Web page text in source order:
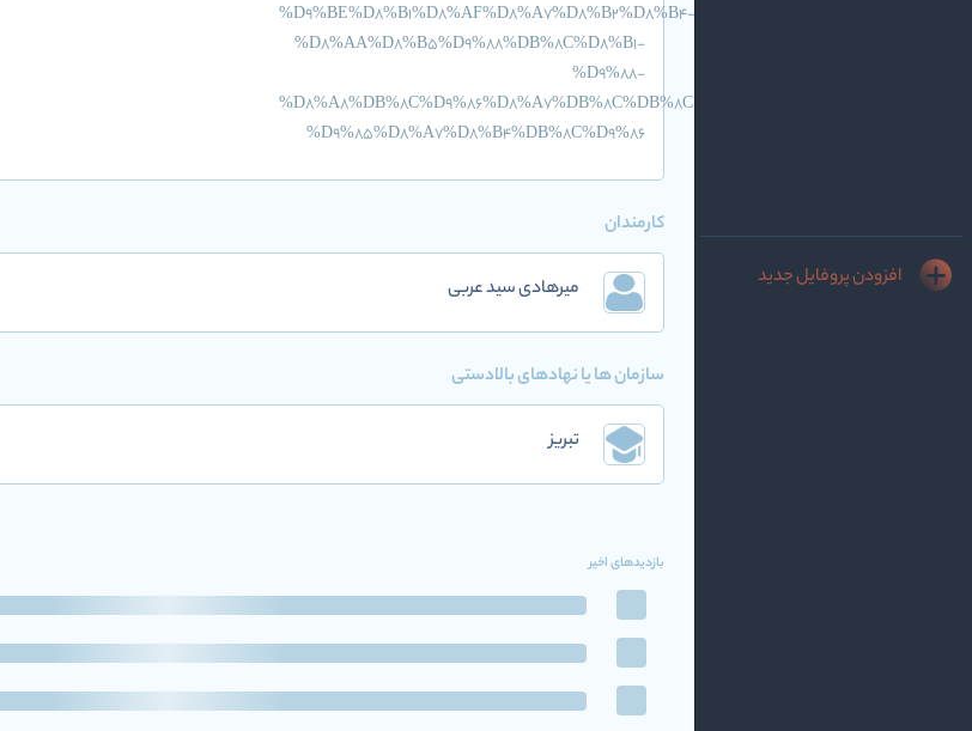
افزودن پروفایل جدید
%D9%BE%D8%B1%D8%AF%D8%A7%D8%B2%D8%B4-
%D8%AA%D8%B5%D9%88%DB%8C%D8%B1-
%D9%88-
%D8%A8%DB%8C%D9%86%D8%A7%DB%8C%DB%8C-
%D9%85%D8%A7%D8%B4%DB%8C%D9%86
کارمندان
میرهادی سید عربی
سازمان ها یا نهادهای بالادستی
تبریز
بازدیدهای اخیر